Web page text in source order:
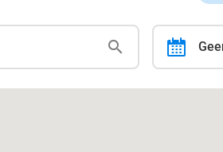
calendar